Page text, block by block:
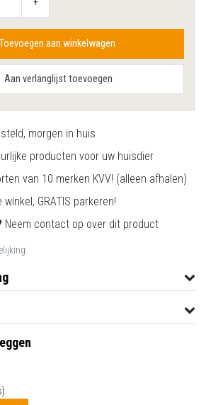
Toevoegen aan winkelwagen
Aan verlanglijst toevoegen
morgen in huis
producten voor uw huisdier
van 10 merken KVV! (alleen afhalen)
GRATIS parkeren!
Neem contact op over dit product